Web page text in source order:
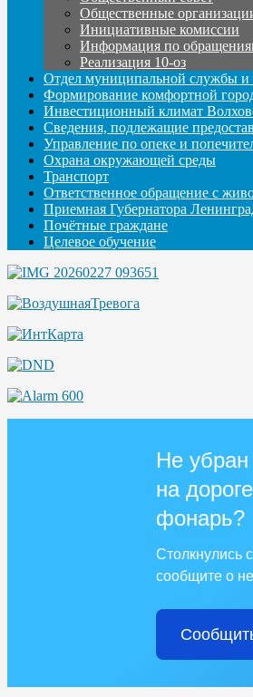
Общественные
Инициативные комиссии
Информация по
Реализация 10-оз
Отдел муниципальной службы и
Формирование комфортной
Инвестиционный климат
Сведения, подлежащие
Управление по опеке и
Охрана окружающей среды
Транспорт
Ответственное обращение с
Приемная Губернатора
Почётные граждане
Целевое обучение
Не
на
фонарь?
Столкнулись
сообщите о